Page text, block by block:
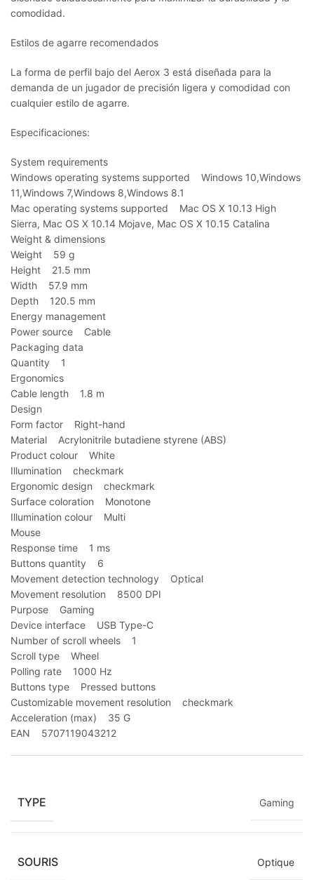
comodidad.
Estilos de agarre recomendados
La forma de perfil bajo del Aerox 3 está diseñada para la
demanda de un jugador de precisión ligera y comodidad con
cualquier estilo de agarre.
Especificaciones:
System requirements
Windows operating systems supported Windows 10,Windows
11,Windows 7,Windows 8,Windows 8.1
Mac operating systems supported Mac OS X 10.13 High
Sierra, Mac OS X 10.14 Mojave, Mac OS X 10.15 Catalina
Weight & dimensions
Weight 59 g
Height 21.5 mm
Width 57.9 mm
Depth 120.5 mm
Energy management
Power source Cable
Packaging data
Quantity 1
Ergonomics
Cable length 1.8 m
Design
Form factor Right-hand
Material Acrylonitrile butadiene styrene (ABS)
Product colour White
Illumination checkmark
Ergonomic design checkmark
Surface coloration Monotone
Illumination colour Multi
Mouse
Response time 1 ms
Buttons quantity 6
Movement detection technology Optical
Movement resolution 8500 DPI
Purpose Gaming
Device interface USB Type-C
Number of scroll wheels 1
Scroll type Wheel
Polling rate 1000 Hz
Buttons type Pressed buttons
Customizable movement resolution checkmark
Acceleration (max) 35 G
EAN 5707119043212
TYPE Gaming
SOURIS Optique